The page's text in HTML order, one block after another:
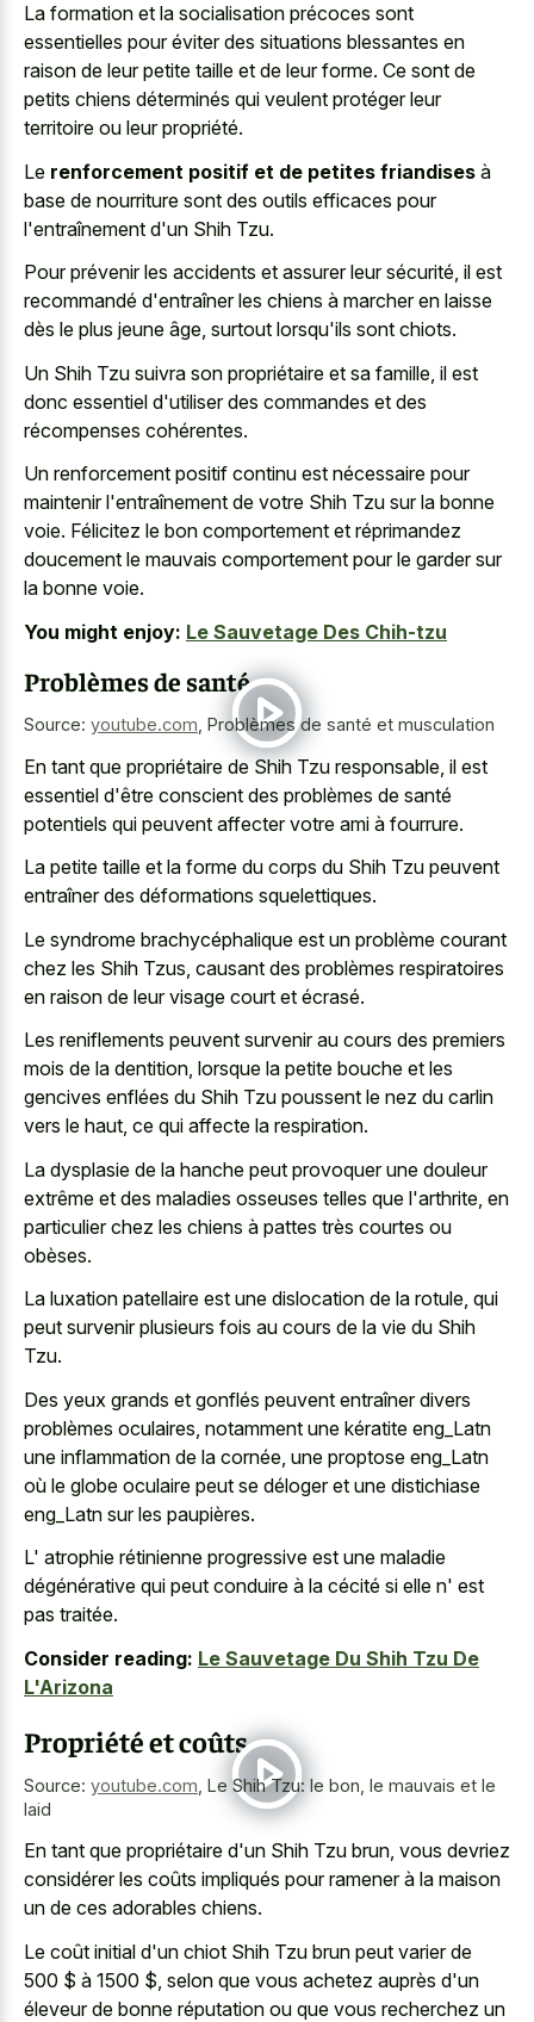
La formation et la socialisation précoces sont
essentielles pour éviter des situations blessantes en
raison de leur petite taille et de leur forme. Ce sont de
petits chiens déterminés qui veulent protéger leur
territoire ou leur propriété.
Le renforcement positif et de petites friandises à
base de nourriture sont des outils efficaces pour
l'entraînement d'un Shih Tzu.
Pour prévenir les accidents et assurer leur sécurité, il est
recommandé d'entraîner les chiens à marcher en laisse
dès le plus jeune âge, surtout lorsqu'ils sont chiots.
Un Shih Tzu suivra son propriétaire et sa famille, il est
donc essentiel d'utiliser des commandes et des
récompenses cohérentes.
Un renforcement positif continu est nécessaire pour
maintenir l'entraînement de votre Shih Tzu sur la bonne
voie. Félicitez le bon comportement et réprimandez
doucement le mauvais comportement pour le garder sur
la bonne voie.
You might enjoy: Le Sauvetage Des Chih-tzu
Problèmes de santé
Source: youtube.com, Problèmes de santé et musculation
En tant que propriétaire de Shih Tzu responsable, il est
essentiel d'être conscient des problèmes de santé
potentiels qui peuvent affecter votre ami à fourrure.
La petite taille et la forme du corps du Shih Tzu peuvent
entraîner des déformations squelettiques.
Le syndrome brachycéphalique est un problème courant
chez les Shih Tzus, causant des problèmes respiratoires
en raison de leur visage court et écrasé.
Les reniflements peuvent survenir au cours des premiers
mois de la dentition, lorsque la petite bouche et les
gencives enflées du Shih Tzu poussent le nez du carlin
vers le haut, ce qui affecte la respiration.
La dysplasie de la hanche peut provoquer une douleur
extrême et des maladies osseuses telles que l'arthrite, en
particulier chez les chiens à pattes très courtes ou
obèses.
La luxation patellaire est une dislocation de la rotule, qui
peut survenir plusieurs fois au cours de la vie du Shih
Tzu.
Des yeux grands et gonflés peuvent entraîner divers
problèmes oculaires, notamment une kératite eng_Latn
une inflammation de la cornée, une proptose eng_Latn
où le globe oculaire peut se déloger et une distichiase
eng_Latn sur les paupières.
L' atrophie rétinienne progressive est une maladie
dégénérative qui peut conduire à la cécité si elle n' est
pas traitée.
Consider reading: Le Sauvetage Du Shih Tzu De
L'Arizona
Propriété et coûts
Source: youtube.com Le Shih Tzu: le bon, le mauvais et le
laid
En tant que propriétaire d'un Shih Tzu brun, vous devriez
considérer les coûts impliqués pour ramener à la maison
un de ces adorables chiens.
Le coût initial d'un chiot Shih Tzu brun peut varier de
500 $ à 1500 $, selon que vous achetez auprès d'un
éleveur de bonne réputation ou que vous recherchez un